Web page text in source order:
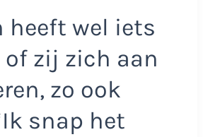
heeft wel iets
zij zich aan
zo ook
snap het